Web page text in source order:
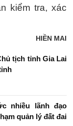
kiểm tra, xác
HIỀN MAI
tịch tỉnh Gia Lai
nhiều lãnh đạo
quản lý đất đai